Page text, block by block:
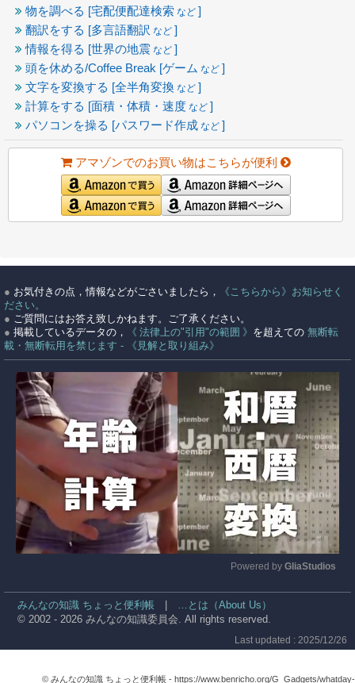
物を調べる [宅配便配達検索 など ]
翻訳をする [多言語翻訳 など ]
情報を得る [世界の地震 など ]
頭を休める/Coffee Break [ゲーム など ]
文字を変換する [全半角変換 など ]
計算をする [面積・体積・速度 など ]
パソコンを操る [パスワード作成 など ]
アマゾンでのお買い物はこちらが便利
● お気付きの点，情報などがごさいましたら，
《こちらから》お知らせく
ださい。
● ご質問にはお答え致しかねます。ご了承ください。
● 掲載しているデータの， 《 法律上の"引用"の範囲 》 を超えての 無断転
載・無断転用を禁じます - 《見解と取り組み》
Powered by GliaStudios
みんなの知識 ちょっと便利帳 |
…とは（About Us）
© 2002 - 2026 みんなの知識委員会. All rights reserved.
Last updated : 2025/12/26
© みんなの知識 ちょっと便利帳 - https://www.benricho.org/G_Gadgets/whatday-